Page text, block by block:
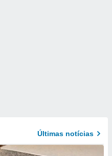
Últimas notícias